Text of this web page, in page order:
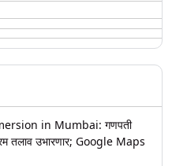
in Mumbai: गणपती
तलाव उभारणार; Google Maps